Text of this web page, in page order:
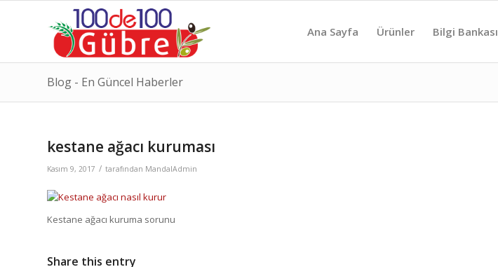
Ana Sayfa Ürünler Bilgi Bankası
Blog - En Güncel Haberler
kestane ağacı kuruması
Kasım 9, 2017 / tarafından MandalAdmin
Kestane ağacı kuruma sorunu
Share this entry